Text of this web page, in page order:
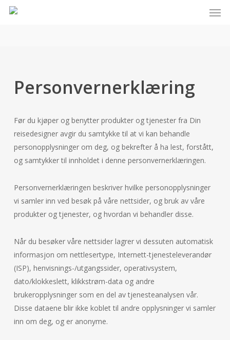
Skip
Personvernerklæring
Før du kjøper og benytter produkter og tjenester fra Din
reisedesigner avgir du samtykke til at vi kan behandle
personopplysninger om deg, og bekrefter å ha lest, forstått,
og samtykker til innholdet i denne personvernerklæringen.
Personvernerklæringen beskriver hvilke personopplysninger
vi samler inn ved besøk på våre nettsider, og bruk av våre
produkter og tjenester, og hvordan vi behandler disse.
Når du besøker våre nettsider lagrer vi dessuten automatisk
informasjon om nettlesertype, Internett-tjenesteleverandør
(ISP), henvisnings-/utgangssider, operativsystem,
dato/klokkeslett, klikkstrøm-data og andre
brukeropplysninger som en del av tjenesteanalysen vår.
Disse dataene blir ikke koblet til andre opplysninger vi samler
inn om deg, og er anonyme.